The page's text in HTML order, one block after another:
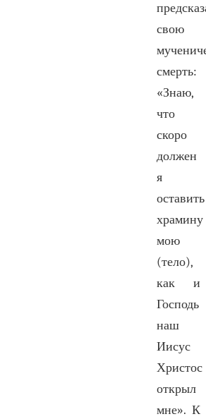
свою
смерть:
«Знаю,
что
скоро
должен
я
оставить
храмину
мою
(тело),
как и
Господь
наш
Иисус
Христос
открыл
мне». К